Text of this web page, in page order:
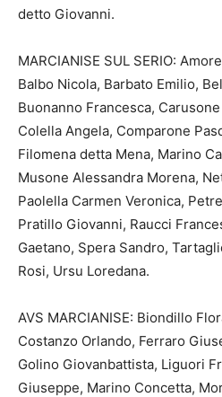
detto Giovanni.
MARCIANISE SUL SERIO:
Balbo Nicola, Barbato Emilio,
Buonanno Francesca,
Colella Angela, Comparone
Filomena detta Mena, Marino
Musone Alessandra Morena,
Paolella Carmen Veronica,
Pratillo Giovanni, Raucci
Gaetano, Spera Sandro,
Rosi, Ursu Loredana.
AVS MARCIANISE: Biondillo
Costanzo Orlando, Ferraro
Golino Giovanbattista, Liguori
Giuseppe, Marino Concetta,